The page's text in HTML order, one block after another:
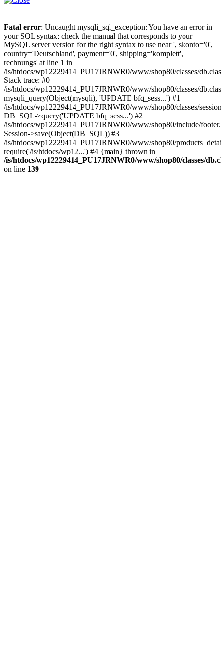
Fatal error: Uncaught mysqli_sql_exception: You have an error in
your SQL syntax; check the manual that corresponds to your
MySQL server version for the right syntax to use near ', skonto='0',
country='Deutschland', payment='0', shipping='komplett',
rechnungs' at line 1 in
/is/htdocs/wp12229414_PU17JRNWR0/www/shop80/classes/
Stack trace: #0
/is/htdocs/wp12229414_PU17JRNWR0/www/shop80/classes/
mysqli_query(Object(mysqli), 'UPDATE bfq_sess...') #1
/is/htdocs/wp12229414_PU17JRNWR0/www/shop80/classes/
DB_SQL->query('UPDATE bfq_sess...') #2
/is/htdocs/wp12229414_PU17JRNWR0/www/shop80/include/
Session->save(Object(DB_SQL)) #3
/is/htdocs/wp12229414_PU17JRNWR0/www/shop80/
require('/is/htdocs/wp12...') #4 {main} thrown in
/is/htdocs/wp12229414_PU17JRNWR0/www/shop80/classes/
on line 139